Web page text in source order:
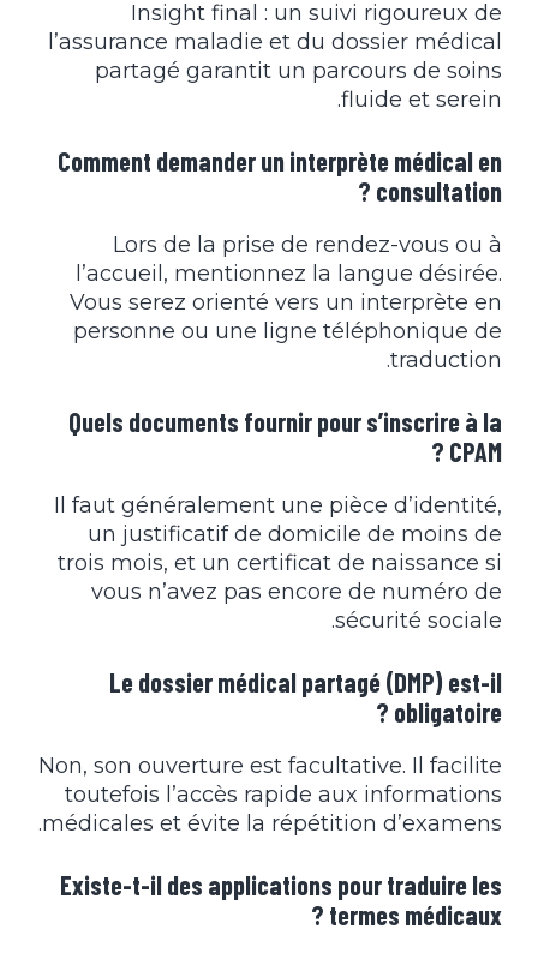
Insight final : un suivi rigoureux de
l’assurance maladie et du dossier médical
partagé garantit un parcours de soins
fluide et serein.
Comment demander un interprète médical en
consultation ?
Lors de la prise de rendez-vous ou à
l’accueil, mentionnez la langue désirée.
Vous serez orienté vers un interprète en
personne ou une ligne téléphonique de
traduction.
Quels documents fournir pour s’inscrire à la
CPAM ?
Il faut généralement une pièce d’identité,
un justificatif de domicile de moins de
trois mois, et un certificat de naissance si
vous n’avez pas encore de numéro de
sécurité sociale.
Le dossier médical partagé (DMP) est-il
obligatoire ?
Non, son ouverture est facultative. Il facilite
toutefois l’accès rapide aux informations
médicales et évite la répétition d’examens.
Existe-t-il des applications pour traduire les
termes médicaux ?